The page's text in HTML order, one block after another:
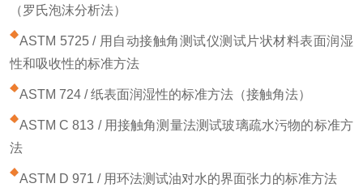
（罗氏泡沫分析法）
ASTM 5725 / 用自动接触角测试仪测试片状材料表面润湿
性和吸收性的标准方法
ASTM 724 / 纸表面润湿性的标准方法（接触角法）
ASTM C 813 / 用接触角测量法测试玻璃疏水污物的标准方
法
ASTM D 971 / 用环法测试油对水的界面张力的标准方法